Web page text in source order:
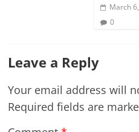
March
0
Leave a Reply
Your email address will
Required fields are